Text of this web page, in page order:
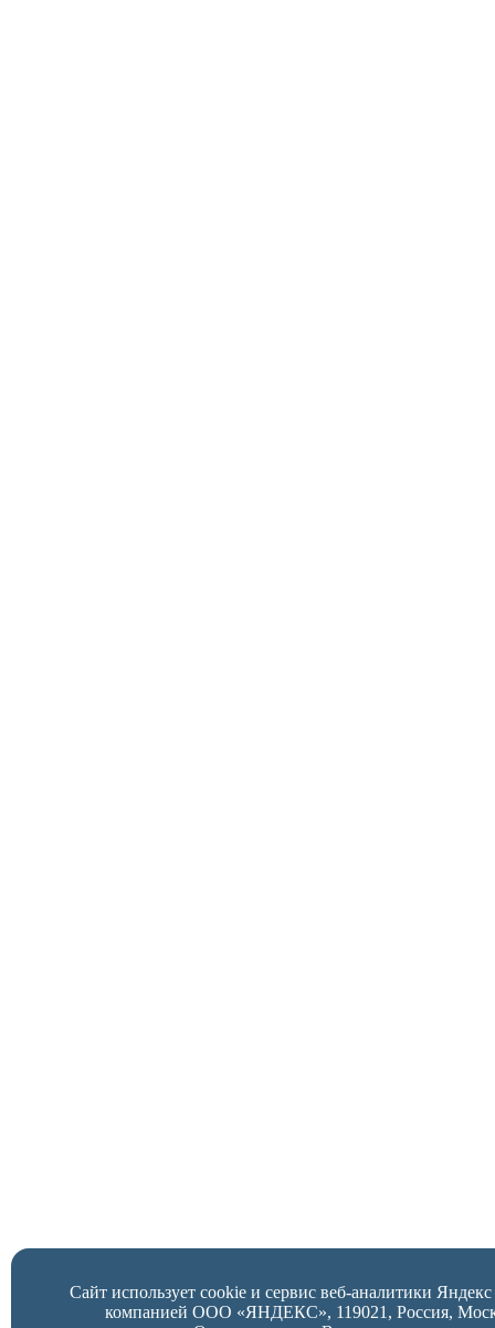
Сайт использует cookie и сервис веб-аналитики
компанией ООО «ЯНДЕКС», 119021, Россия,